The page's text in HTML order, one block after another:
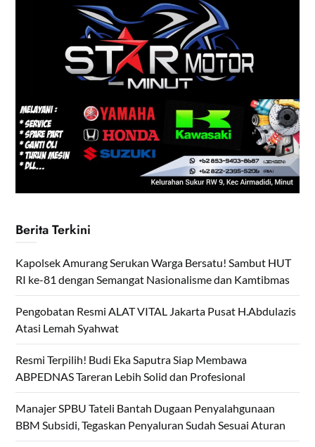
Berita Terkini
Kapolsek Amurang Serukan Warga Bersatu! Sambut HUT
RI ke-81 dengan Semangat Nasionalisme dan Kamtibmas
Pengobatan Resmi ALAT VITAL Jakarta Pusat H.Abdulazis
Atasi Lemah Syahwat
Resmi Terpilih! Budi Eka Saputra Siap Membawa
ABPEDNAS Tareran Lebih Solid dan Profesional
Manajer SPBU Tateli Bantah Dugaan Penyalahgunaan
BBM Subsidi, Tegaskan Penyaluran Sudah Sesuai Aturan